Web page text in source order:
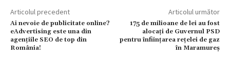
Articolul precedent
Ai nevoie de publicitate online?
eAdvertising este una din
agențiile SEO de top din
România!
Articolul următor
175 de milioane de lei au fost
alocați de Guvernul PSD
pentru înființarea rețelei de gaz
în Maramureș